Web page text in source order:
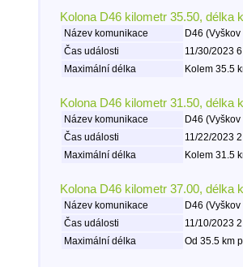
Kolona D46 kilometr 35.50, délka
Název komunikace
D46
Čas události
11/30/2023
Maximální délka
Kolem 35.5
Kolona D46 kilometr 31.50, délka
Název komunikace
D46
Čas události
11/22/2023
Maximální délka
Kolem 31.5
Kolona D46 kilometr 37.00, délka
Název komunikace
D46
Čas události
11/10/2023
Maximální délka
Od 35.5 km